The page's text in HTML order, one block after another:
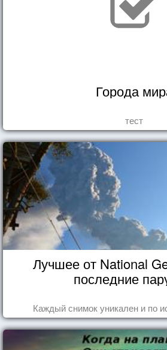
Города
тест
Лучшее от National
последние
Каждый снимок уникален и по